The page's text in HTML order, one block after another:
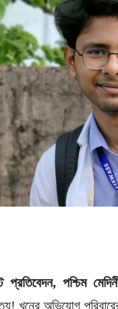
প্রতিবেদন, পশ্চিম
খুনের অভিযোগ